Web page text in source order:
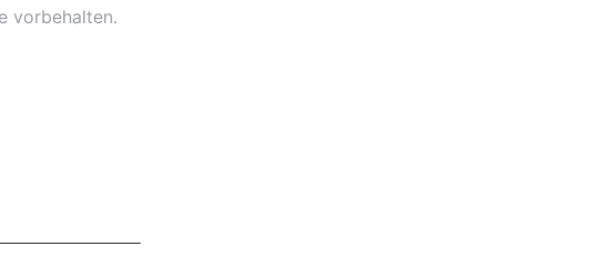
vorbehalten.